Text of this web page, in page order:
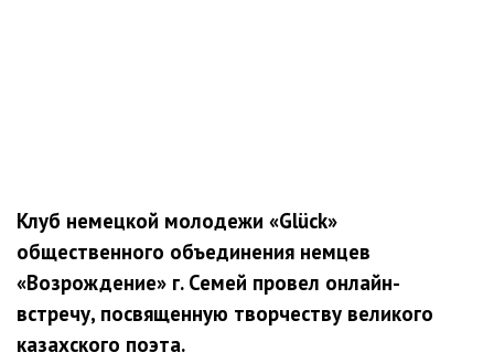
Клуб немецкой молодежи «Glück»
общественного объединения немцев
«Возрождение» г. Семей провел онлайн-
встречу, посвященную творчеству великого
казахского поэта.